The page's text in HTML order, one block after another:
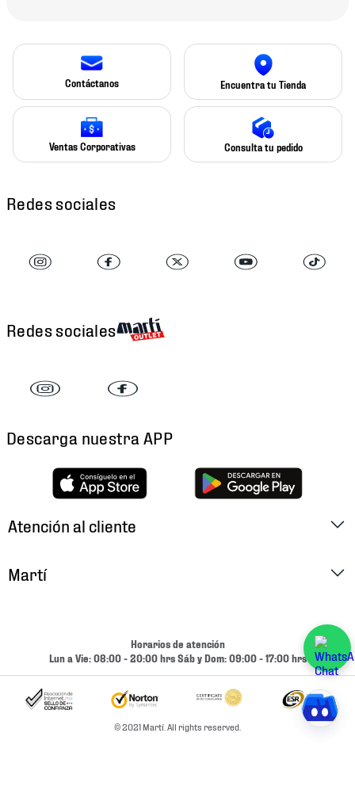
Contáctanos Encuentra tu Tienda
Ventas Corporativas Consulta tu pedido
Redes sociales
Redes sociales
Descarga nuestra APP
Atención al cliente
Cambios y Devoluciones
Contacto
Condiciones de Entrega
Martí
Términos y Condiciones
Horarios de atención
Lun a Vie: 08:00 - 20:00 hrs Sáb y Dom: 09:00 - 17:00 hrs
© 2021 Martí. All rights reserved.